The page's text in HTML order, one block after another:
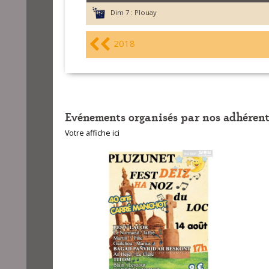
Dim 7 : Plouay
2018
Evénements organisés par nos
Votre affiche ici